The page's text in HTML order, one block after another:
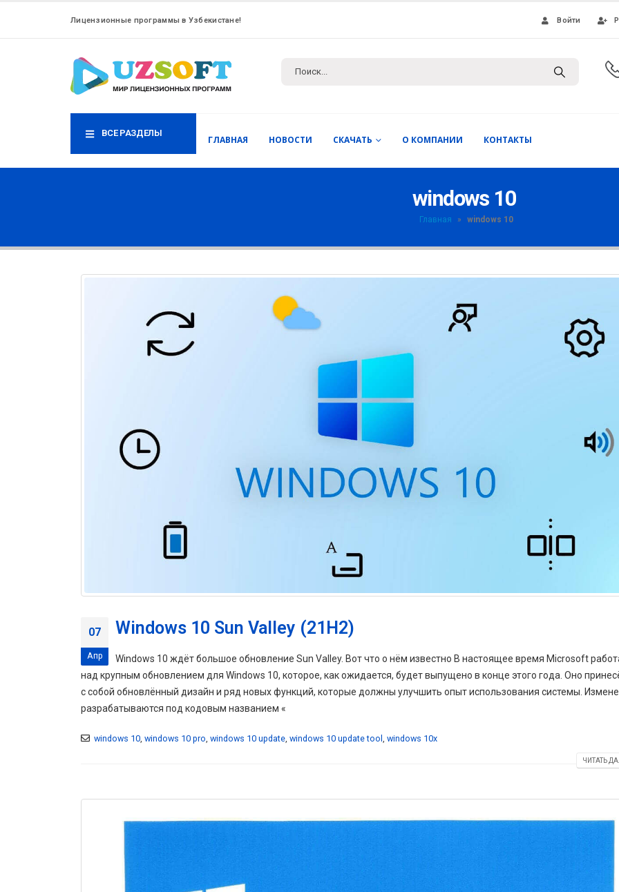
Лицензионные программы в Узбекистане! Войти
ВСЕ РАЗДЕЛЫ
ГЛАВНАЯ НОВОСТИ СКАЧАТЬ О КОМПАНИИ КОНТАКТЫ
windows 10
Главная » windows 10
07
Апр
Windows 10 Sun Valley (21H2)
Windows 10 ждёт большое обновление Sun Valley. Вот что о нём известно В настоящее время Microsoft
над крупным обновлением для Windows 10, которое, как ожидается, будет выпущено в конце этого года. Оно
с собой обновлённый дизайн и ряд новых функций, которые должны улучшить опыт использования системы.
разрабатываются под кодовым названием «
windows 10, windows 10 pro, windows 10 update, windows 10 update tool , windows 10x
ЧИТАТЬ